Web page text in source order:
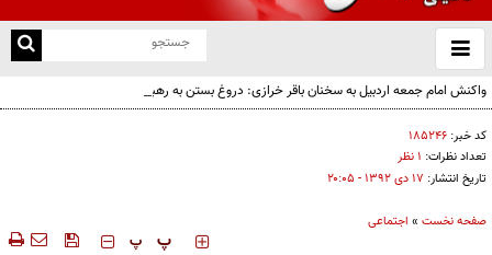
باز
و
واکنش امام جمعه اردبیل به سخنان باقر خرازی: دروغ بستن به رهبری قطعاً جرم بسیار بزرگی
است
کد خبر: ۱۸۵۲۴۶
تعداد نظرات: ۱ نظر
تاریخ انتشار: ۱۷ دی ۱۳۹۲ - ۲۰:۰۵
صفحه نخست » اجتماعی
‍‍‍ پ پ